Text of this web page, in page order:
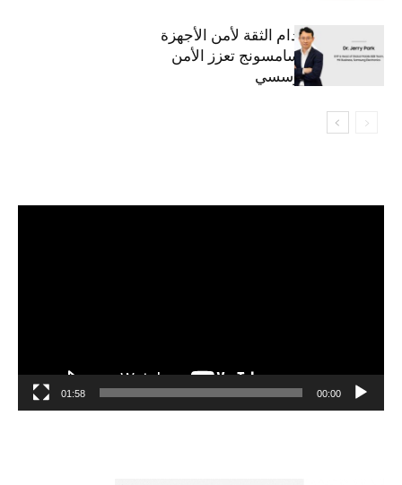
استراتيجية انعدام الثقة لأمن الأجهزة
المحمولة من سامسونج تعزز الأمن
السيبراني المؤسسي
00:00
01:58